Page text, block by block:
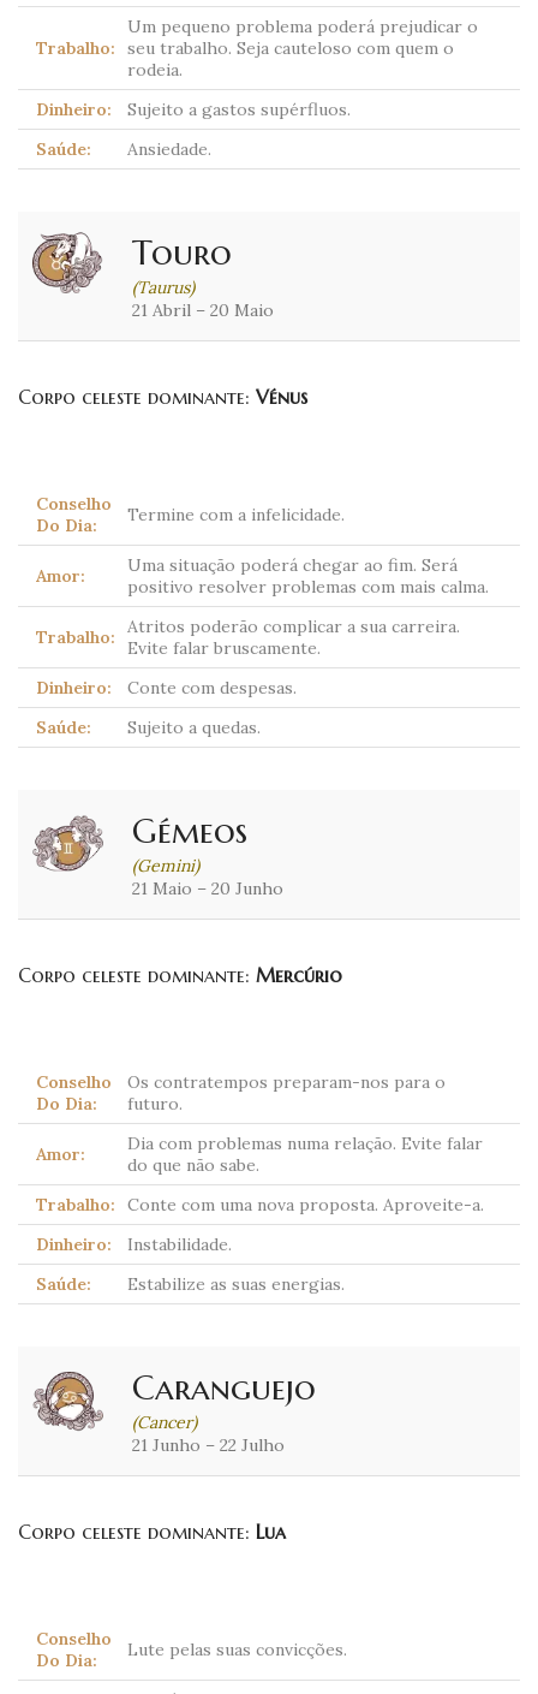
Trabalho:
Um pequeno problema poderá prejudicar o
seu trabalho. Seja cauteloso com quem o
rodeia.
Dinheiro:
Sujeito a gastos supérfluos.
Saúde:
Ansiedade.
Touro
(Taurus)
21 Abril – 20 Maio
Corpo celeste dominante: Vénus
Conselho
Do Dia:
Termine com a infelicidade.
Amor:
Uma situação poderá chegar ao fim. Será
positivo resolver problemas com mais calma.
Trabalho:
Atritos poderão complicar a sua carreira.
Evite falar bruscamente.
Dinheiro:
Conte com despesas.
Saúde:
Sujeito a quedas.
Gémeos
(Gemini)
21 Maio – 20 Junho
Corpo celeste dominante: Mercúrio
Conselho
Do Dia:
Os contratempos preparam-nos para o
futuro.
Amor:
Dia com problemas numa relação. Evite falar
do que não sabe.
Trabalho:
Conte com uma nova proposta. Aproveite-a.
Dinheiro:
Instabilidade.
Saúde:
Estabilize as suas energias.
Caranguejo
(Cancer)
21 Junho – 22 Julho
Corpo celeste dominante: Lua
Conselho
Do Dia:
Lute pelas suas convicções.